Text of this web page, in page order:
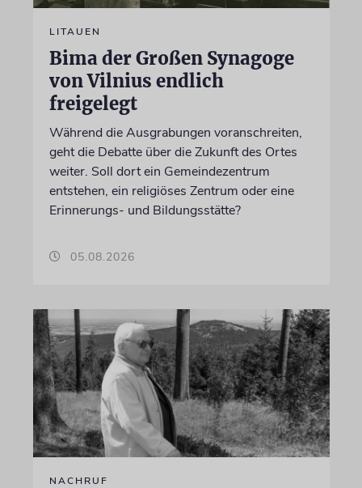
LITAUEN
Bima der Großen Synagoge
von Vilnius endlich
freigelegt
Während die Ausgrabungen voranschreiten,
geht die Debatte über die Zukunft des Ortes
weiter. Soll dort ein Gemeindezentrum
entstehen, ein religiöses Zentrum oder eine
Erinnerungs- und Bildungsstätte?
05.08.2026
NACHRUF